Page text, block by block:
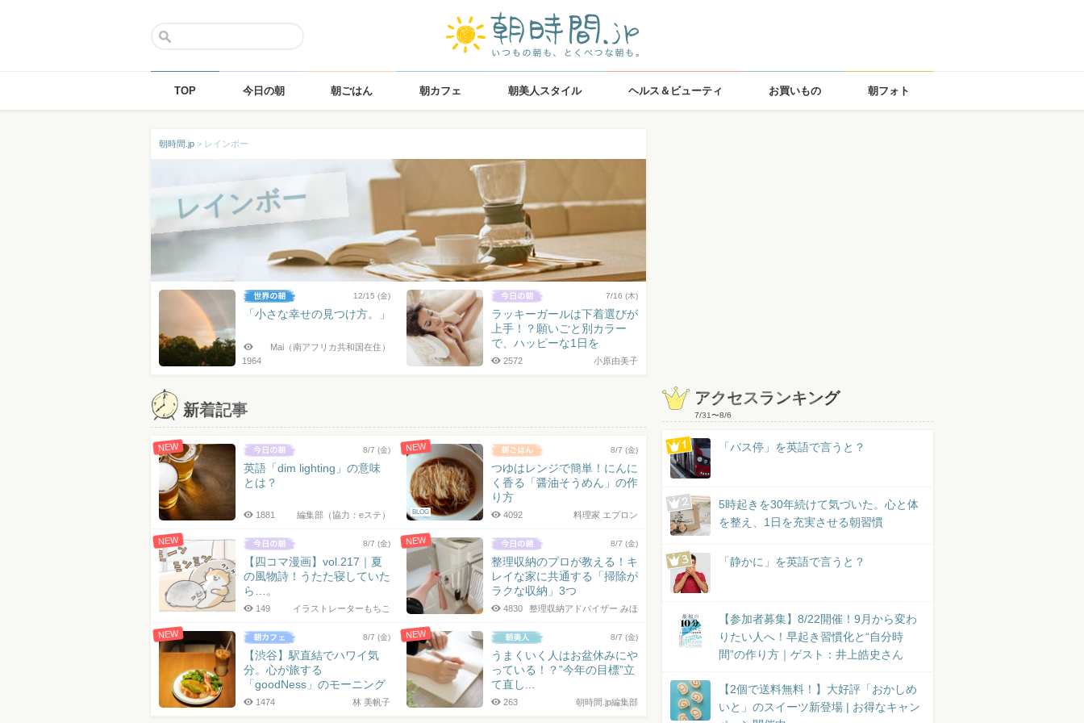
TOP 今日の朝 朝ごはん 朝カフェ 朝美人スタイル ヘルス＆ビューティ お買いもの 朝フォト
朝時間.jp > レインボー
レインボー
12/15 (金)
「小さな幸せの見つけ方。」
Mai（南アフリカ共和国在住）
1964
7/16 (木)
ラッキーガールは下着選びが
上手！？願いごと別カラー
で、ハッピーな1日を
小原由美子
2572
新着記事
NEW 8/7 (金)
英語「dim lighting」の意味
とは？
編集部（協力：eステ）
1881
NEW
BLOG
8/7 (金)
つゆはレンジで簡単！にんに
く香る「醤油そうめん」の作
り方
料理家 エプロン
4092
NEW 8/7 (金)
【四コマ漫画】vol.217｜夏
の風物詩！うたた寝していた
ら…。
イラストレーターもちこ
149
NEW 8/7 (金)
整理収納のプロが教える！キ
レイな家に共通する「掃除が
ラクな収納」3つ
整理収納アドバイザー みほ
4830
NEW 8/7 (金)
【渋谷】駅直結でハワイ気
分。心が旅する
「goodNess」のモーニング
林 美帆子
1474
NEW 8/7 (金)
うまくいく人はお盆休みにや
っている！？”今年の目標”立
て直し...
朝時間.jp編集部
263
アクセスランキング
7/31〜8/6
「バス停」を英語で言うと？
5時起きを30年続けて気づいた。心と体
を整え、1日を充実させる朝習慣
「静かに」を英語で言うと？
【参加者募集】8/22開催！9月から変わ
りたい人へ！早起き習慣化と“自分時
間”の作り方｜ゲスト：井上皓史さん
【2個で送料無料！】大好評「おかしめ
いと」のスイーツ新登場 | お得なキャン